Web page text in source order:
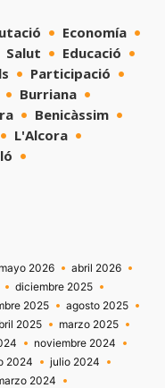
Economía
Salut
Educació
Participació
Burriana
Benicàssim
L'Alcora
mayo 2026
abril 2026
diciembre 2025
2025
agosto 2025
2025
marzo 2025
noviembre 2024
2024
julio 2024
2024